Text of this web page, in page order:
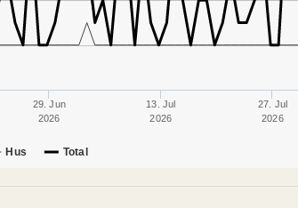
Hus Total
29. Jun
2026
13. Jul
2026
27. Jul
2026